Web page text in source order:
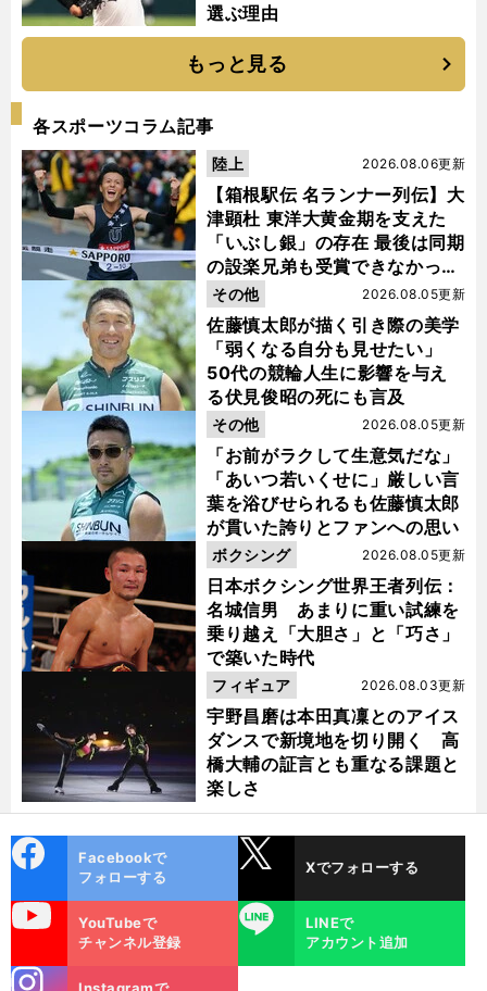
選ぶ理由
もっと見る
各スポーツコラム記事
【箱根駅伝 名ランナー列伝】大
津顕杜 東洋大黄金期を支えた
「いぶし銀」の存在 最後は同期
の設楽兄弟も受賞できなかった
金栗杯に輝く
2026.08.06更新
陸上
佐藤慎太郎が描く引き際の美学
「弱くなる自分も見せたい」
50代の競輪人生に影響を与え
る伏見俊昭の死にも言及
2026.08.05更新
その他
「お前がラクして生意気だな」
「あいつ若いくせに」厳しい言
葉を浴びせられるも佐藤慎太郎
が貫いた誇りとファンへの思い
2026.08.05更新
その他
日本ボクシング世界王者列伝：
名城信男 あまりに重い試練を
乗り越え「大胆さ」と「巧さ」
で築いた時代
2026.08.05更新
ボクシング
宇野昌磨は本田真凜とのアイス
ダンスで新境地を切り開く 高
橋大輔の証言とも重なる課題と
楽しさ
2026.08.03更新
フィギュア
ok
Facebookで
フォローする
Xでフォローする
YouTubeで
チャンネル登録
LINE
LINEで
アカウント追加